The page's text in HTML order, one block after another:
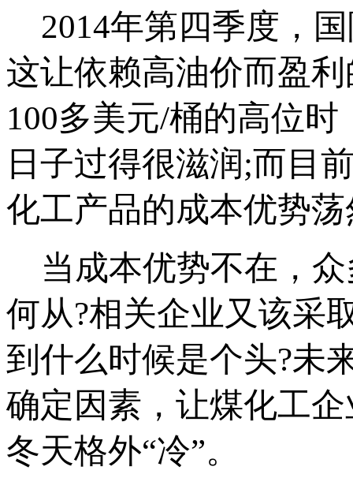
2014年第四季度，
这让依赖高油价而盈
100多美元/桶的高位
日子过得很滋润;而目
化工产品的成本优势
当成本优势不在，众
何从?相关企业又该采
到什么时候是个头?未
确定因素，让煤化工
冬天格外“冷”。